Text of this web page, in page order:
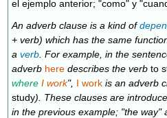
el ejemplo anterior; "como" y
An adverb clause is a kind of
+ verb) which has the same
averb. For example, in the
adverb here describes the verbto
where I work", I work is an adverb
study). These clauses are
in the previous example; "the way"